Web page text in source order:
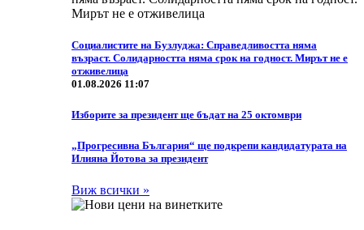
Социалистите на Бузлуджа: Справедливостта няма
възраст. Солидарността няма срок на годност. Мирът не е
отживелица
01.08.2026 11:07
Изборите за президент ще бъдат на 25 октомври
„Прогресивна България“ ще подкрепи кандидатурата на
Илияна Йотова за президент
Виж всички »